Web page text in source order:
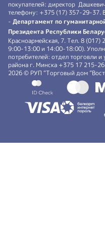
покупателей: директор
телефону: +375 (17) 357-29-37.
- Департамент по
Президента Республики
Красноармейская, 7. Тел. 8
9:00-13:00 и 14:00-18:00).
потребителей: отдел торговли
района г. Минска +375 17 215-
2026 © РУП “Торговый дом